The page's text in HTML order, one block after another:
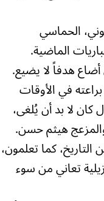
الحماسي
الماضية.
هدفاً لا يضيع.
في الأوقات
كان لا بد أن يُلغى،
هيثم حسن.
كما تعلمون،
تعاني من سوء